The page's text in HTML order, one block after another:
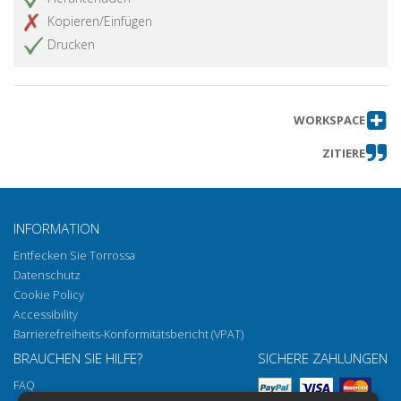
Kopieren/Einfügen
Drucken
WORKSPACE
ZITIERE
INFORMATION
Entfecken Sie Torrossa
Datenschutz
Cookie Policy
Accessibility
Barrierefreiheits-Konformitätsbericht (VPAT)
BRAUCHEN SIE HILFE?
FAQ
SICHERE ZAHLUNGEN